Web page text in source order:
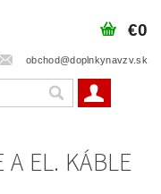
obchod@doplnkynavzv.sk
€0
A EL. KÁBLE